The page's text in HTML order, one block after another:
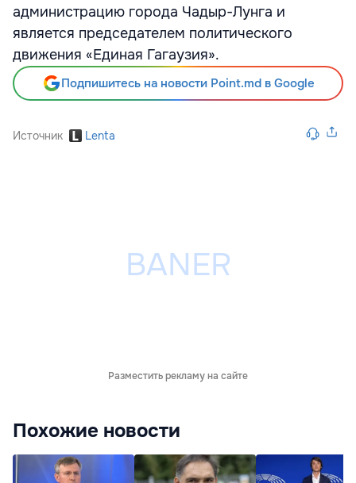
администрацию города Чадыр-Лунга и
является председателем политического
движения «Единая Гагаузия».
Подпишитесь на новости Point.md в Google
Источник Lenta
Разместить рекламу на сайте
Похожие новости